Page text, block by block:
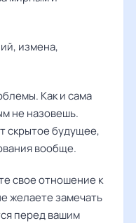
измена,
Как и сама
не назовешь.
скрытое будущее,
вообще.
свое отношение к
желаете замечать
перед вашим